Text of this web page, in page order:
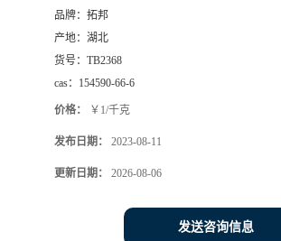
品牌： 拓邦
产地： 湖北
货号： TB2368
cas： 154590-66-6
价格： ￥1/千克
发布日期： 2023-08-11
更新日期： 2026-08-06
发送咨询信息